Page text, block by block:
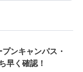
プンキャンパス・
早く確認！